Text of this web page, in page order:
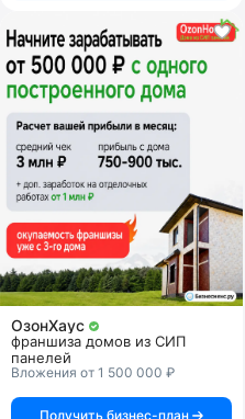
ОзонХаус
франшиза домов из СИП
панелей
Вложения от 1 500 000 ₽
Получить бизнес-план